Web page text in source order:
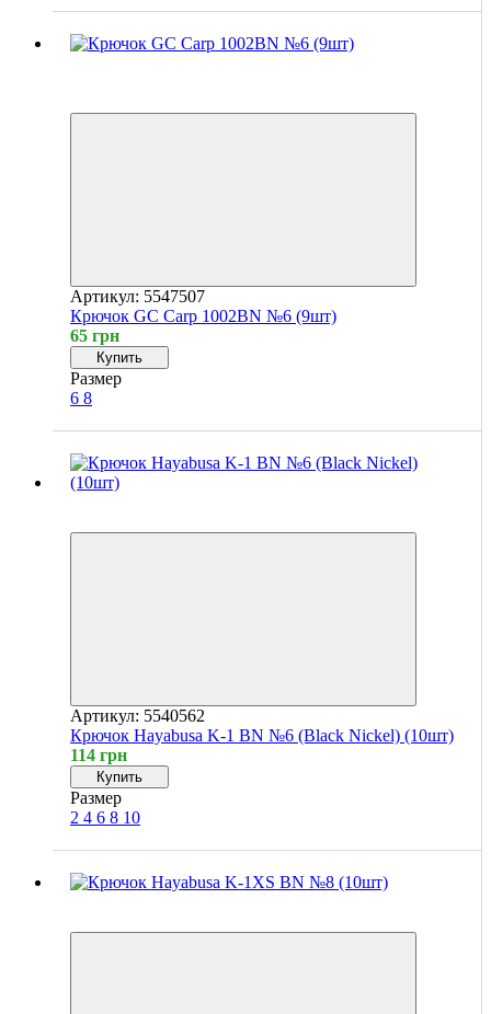
Артикул: 5547507
Крючок GC Carp 1002BN №6 (9шт)
65 грн
Купить
Размер
6 8
Артикул: 5540562
Крючок Hayabusa K-1 BN №6 (Black Nickel) (10шт)
114 грн
Купить
Размер
2 4 6 8 10